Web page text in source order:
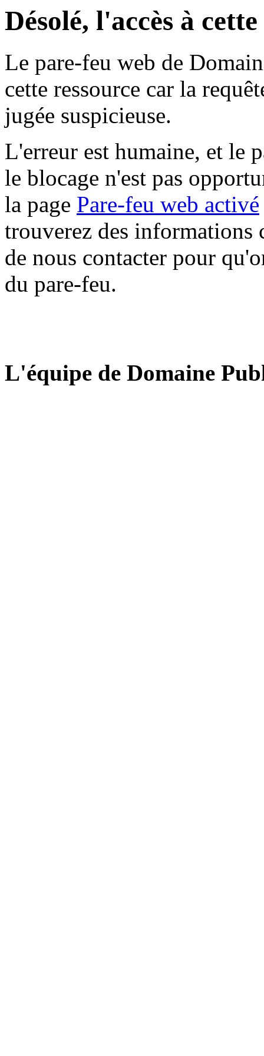
Désolé, l'accès à
Le pare-feu web de
cette ressource car la
jugée suspicieuse.
L'erreur est humaine, et le
le blocage n'est pas
la page Pare-feu web activé
trouverez des informations
de nous contacter pour
du pare-feu.
L'équipe de Domaine